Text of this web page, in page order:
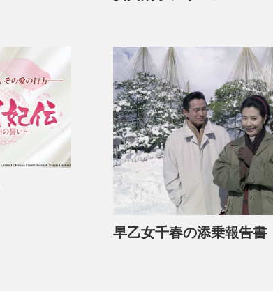
早乙女千春の添乗報告書